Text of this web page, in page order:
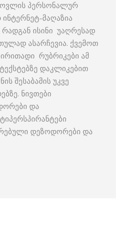
პერსონალურ
ინტერნეტ-მაღაზია
ისინი უაღრესად
ასარჩევია. ქვემოთ
რუბრიკები ამ
დაკლიკებით
შესაბამის უკვე
ნივთები
და
დეზოდორები და